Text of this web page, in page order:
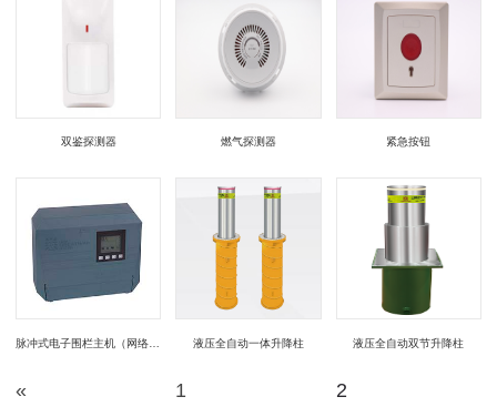
双鉴探测器 燃气探测器 紧急按钮
液压全自动一体升降柱 液压全自动双节升降柱
« 1 2